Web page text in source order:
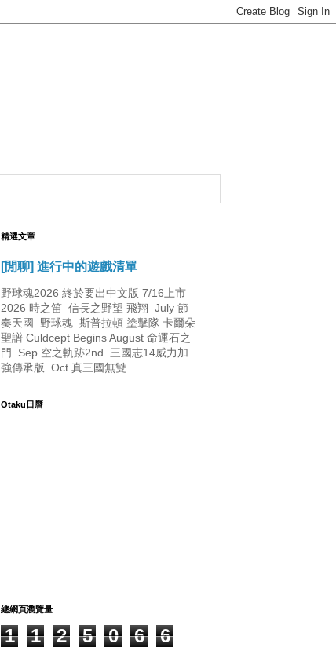
精選文章
[閒聊] 進行中的遊戲清單
野球魂2026 終於要出中文版 7/16上市
2026 時之笛 信長之野望 飛翔 July 節
奏天國 野球魂 斯普拉頓 塗擊隊 卡爾朵
聖譜 Culdcept Begins August 命運石之
門 Sep 空之軌跡2nd 三國志14威力加
強傳承版 Oct 真三國無雙...
Otaku日曆
總網頁瀏覽量
1 1 2 5 0 6 6